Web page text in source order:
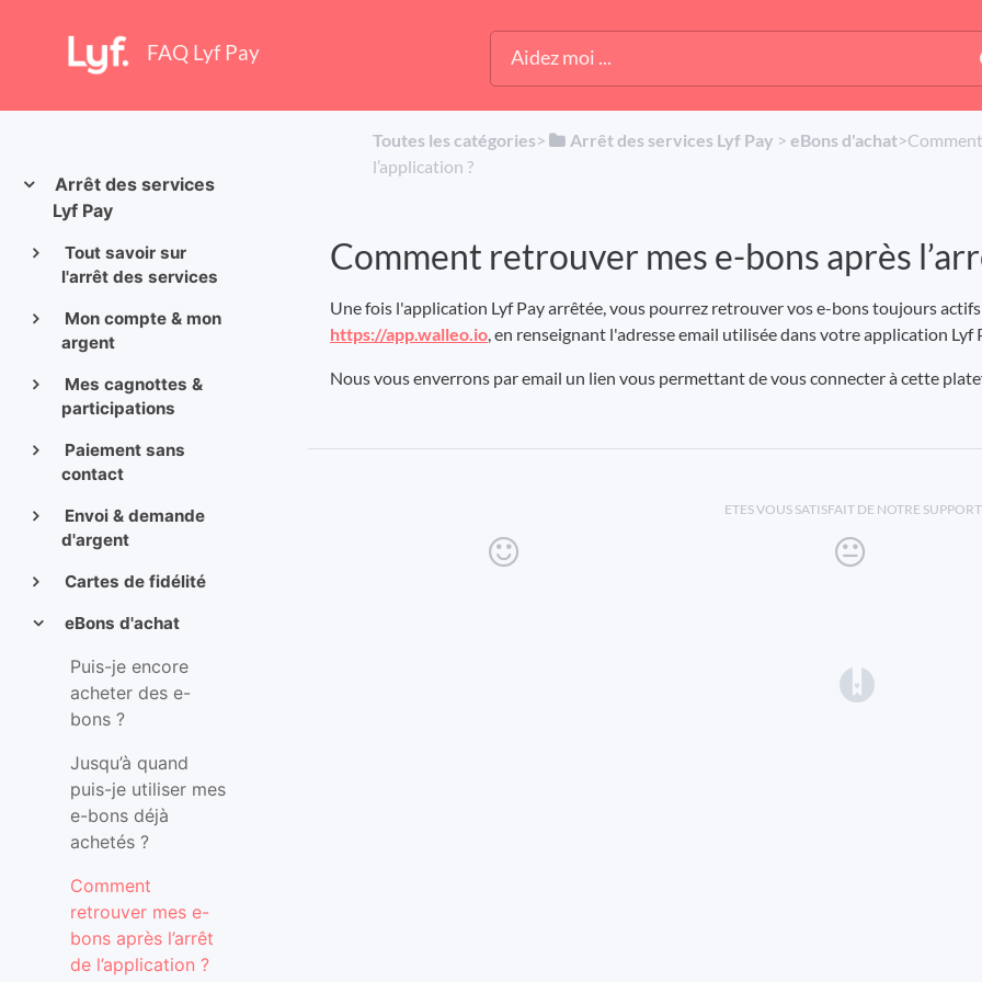
FAQ Lyf Pay
Arrêt des services
Lyf Pay
Tout savoir sur
l'arrêt des services
Mon compte & mon
argent
Mes cagnottes &
participations
Paiement sans
contact
Envoi & demande
d'argent
Cartes de fidélité
eBons d'achat
Puis-je encore
acheter des e-
bons ?
Jusqu’à quand
puis-je utiliser mes
e-bons déjà
achetés ?
Comment
retrouver mes e-
bons après l’arrêt
de l’application ?
Toutes les catégories​>​ ​Arrêt des services Lyf Pay ​ > ​​eBons d'achat​>​
l’application ?
Comment retrouver mes e-bons après
Une fois l'application Lyf Pay arrêtée, vous pourrez retrouver vos e-bons toujours
https://app.walleo.io, en renseignant l'adresse email utilisée dans votre application Lyf
Nous vous enverrons par email un lien vous permettant de vous connecter à cette
ETES VOUS SATISFAIT DE NOTRE SUPPORT
(opens in a